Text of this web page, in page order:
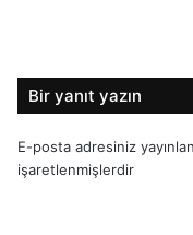
Bir yanıt yazın
E-posta adresiniz
işaretlenmişlerdir